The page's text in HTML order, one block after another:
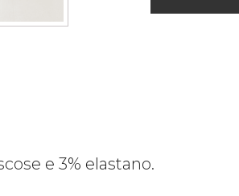
e 3% elastano.